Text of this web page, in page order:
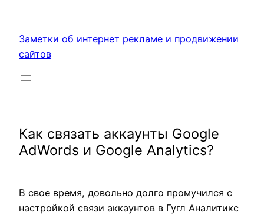
содержимому
Заметки об интернет рекламе и продвижении
сайтов
Как связать аккаунты Google
AdWords и Google Analytics?
В свое время, довольно долго промучился с
настройкой связи аккаунтов в Гугл Аналитикс